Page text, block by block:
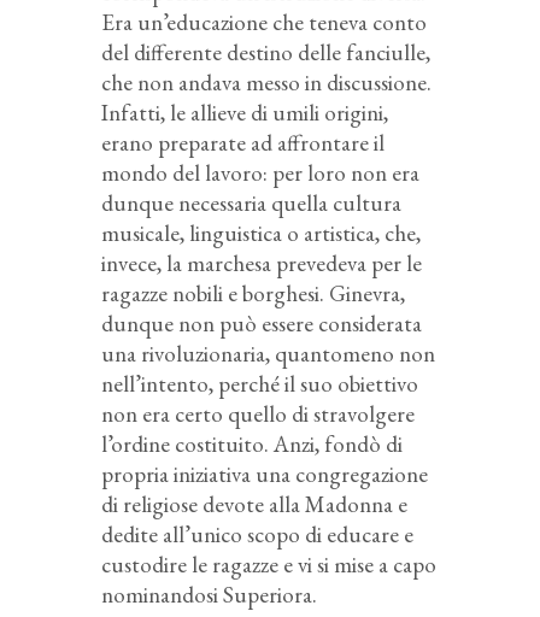
Era un’educazione che teneva conto
del differente destino delle fanciulle,
che non andava messo in discussione.
Infatti, le allieve di umili origini,
erano preparate ad affrontare il
mondo del lavoro: per loro non era
dunque necessaria quella cultura
musicale, linguistica o artistica, che,
invece, la marchesa prevedeva per le
ragazze nobili e borghesi. Ginevra,
dunque non può essere considerata
una rivoluzionaria, quantomeno non
nell’intento, perché il suo obiettivo
non era certo quello di stravolgere
l’ordine costituito. Anzi, fondò di
propria iniziativa una congregazione
di religiose devote alla Madonna e
dedite all’unico scopo di educare e
custodire le ragazze e vi si mise a capo
nominandosi Superiora.